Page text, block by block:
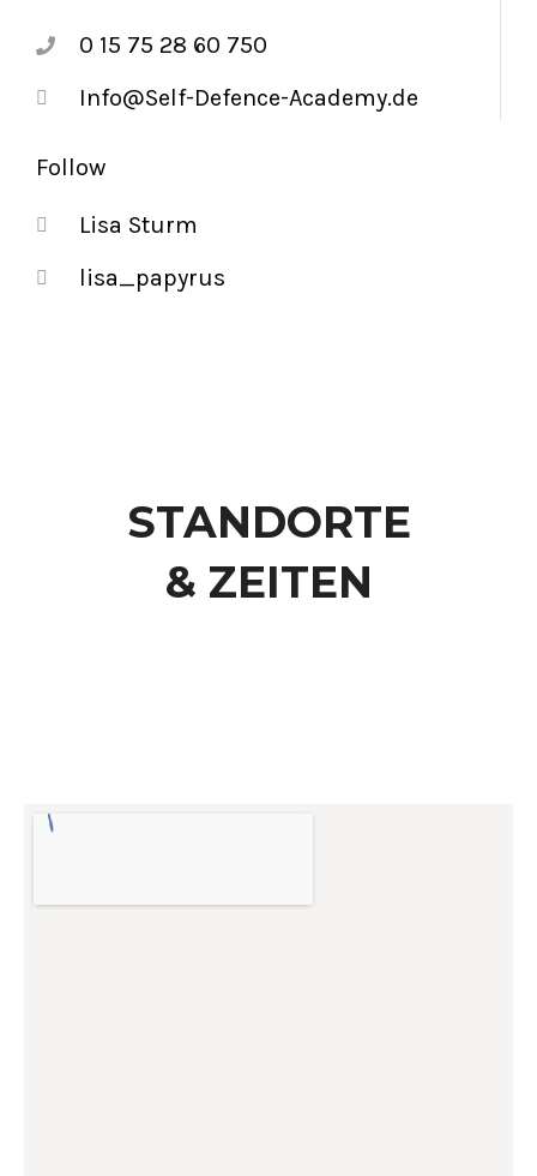
0 15 75 28 60 750
Info@Self-Defence-Academy.de
Follow
Lisa Sturm
lisa_papyrus
STANDORTE
& ZEITEN